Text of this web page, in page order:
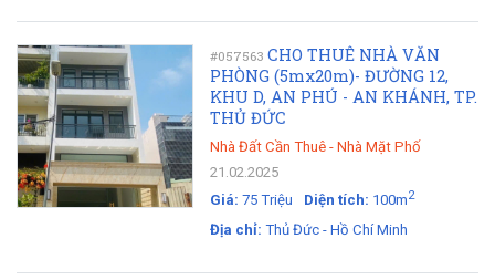
#057563 CHO THUÊ NHÀ VĂN
PHÒNG (5mx20m)- ĐƯỜNG 12,
KHU D, AN PHÚ - AN KHÁNH, TP.
THỦ ĐỨC
Nhà Đất Cần Thuê - Nhà Mặt Phố
21.02.2025
Giá: 75 Triệu Diện tích: 100m2
Địa chỉ: Thủ Đức - Hồ Chí Minh